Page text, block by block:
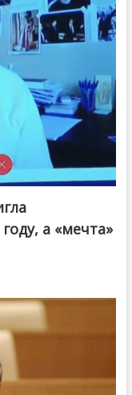
а «мечта»